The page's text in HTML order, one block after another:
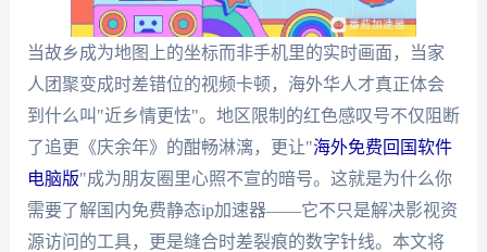
当故乡成为地图上的坐标而非手机里的实时画面，当家
人团聚变成时差错位的视频卡顿，海外华人才真正体会
到什么叫"近乡情更怯"。地区限制的红色感叹号不仅阻断
了追更《庆余年》的酣畅淋漓，更让"海外免费回国软件
电脑版"成为朋友圈里心照不宣的暗号。这就是为什么你
需要了解国内免费静态ip加速器——它不只是解决影视资
源访问的工具，更是缝合时差裂痕的数字针线。本文将